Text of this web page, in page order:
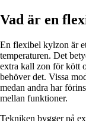
Vad är en
En flexibel kylzon är
temperaturen. Det
extra kall zon för kött
behöver det. Vissa
medan andra har
mellan funktioner.
Tekniken bygger på